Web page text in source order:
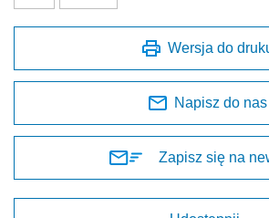
Wersja do
Napisz do nas
Zapisz się na